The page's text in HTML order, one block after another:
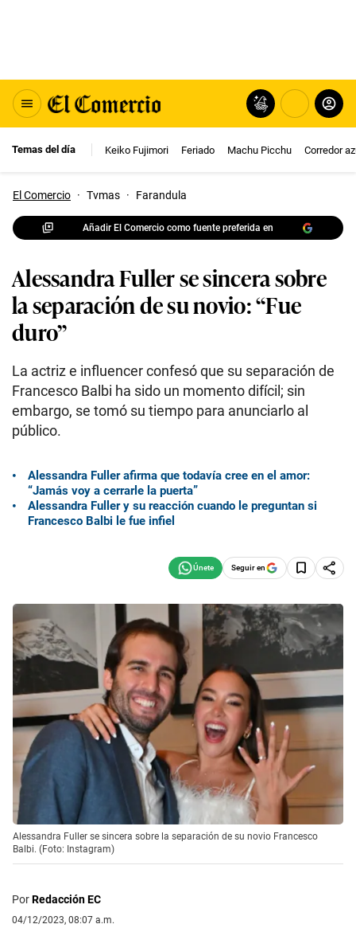
Temas del día Keiko Fujimori Feriado Machu Picchu Corredor
El Comercio · Tvmas · Farandula
Añadir El Comercio como fuente preferida en
Alessandra Fuller se sincera sobre
la separación de su novio: “Fue
duro”
La actriz e influencer confesó que su separación de
Francesco Balbi ha sido un momento difícil; sin
embargo, se tomó su tiempo para anunciarlo al
público.
Alessandra Fuller afirma que todavía cree en el amor:
“Jamás voy a cerrarle la puerta”
Alessandra Fuller y su reacción cuando le preguntan si
Francesco Balbi le fue infiel
Seguir en
Alessandra Fuller se sincera sobre la separación de su novio Francesco
Balbi. (Foto: Instagram)
PorRedacción EC
04/12/2023, 08:07 a.m.